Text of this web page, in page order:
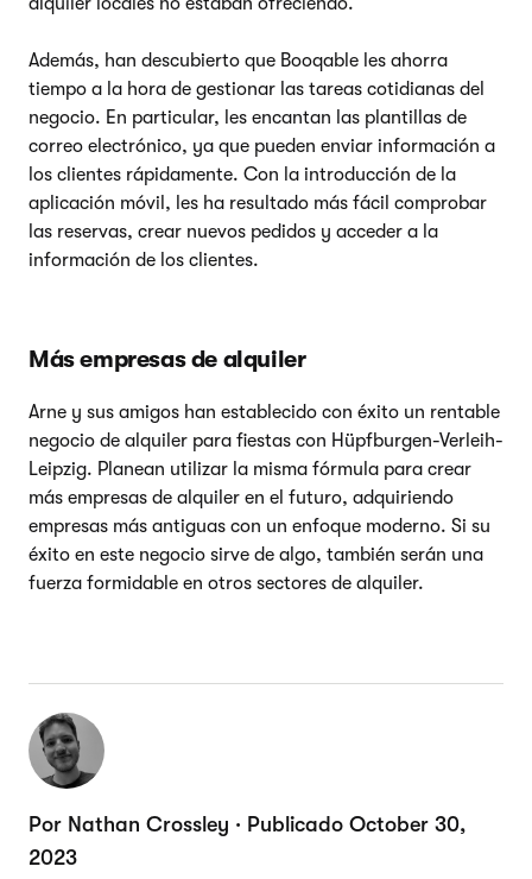
Además, han descubierto que Booqable les ahorra
tiempo a la hora de gestionar las tareas cotidianas del
negocio. En particular, les encantan las plantillas de
correo electrónico, ya que pueden enviar información a
los clientes rápidamente. Con la introducción de la
aplicación móvil, les ha resultado más fácil comprobar
las reservas, crear nuevos pedidos y acceder a la
información de los clientes.
Más empresas de alquiler
Arne y sus amigos han establecido con éxito un rentable
negocio de alquiler para fiestas con Hüpfburgen-Verleih-
Leipzig. Planean utilizar la misma fórmula para crear
más empresas de alquiler en el futuro, adquiriendo
empresas más antiguas con un enfoque moderno. Si su
éxito en este negocio sirve de algo, también serán una
fuerza formidable en otros sectores de alquiler.
Por Nathan Crossley · Publicado October 30,
2023